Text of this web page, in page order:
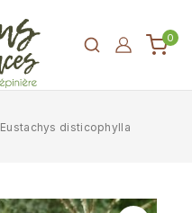
0
Eustachys disticophylla